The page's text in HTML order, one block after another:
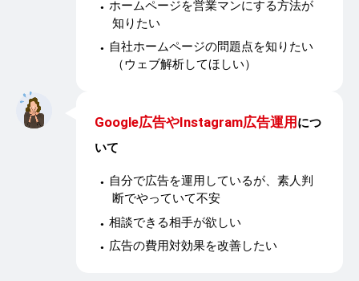
ホームページを営業マンにする方法が
知りたい
自社ホームページの問題点を知りたい
（ウェブ解析してほしい）
Google広告やInstagram広告運用 につ
いて
自分で広告を運用しているが、素人判
断でやっていて不安
相談できる相手が欲しい
広告の費用対効果を改善したい